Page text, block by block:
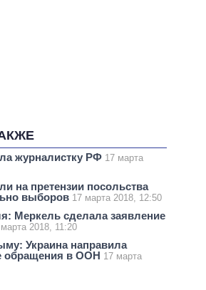
журналистку РФ 17 марта
на претензии посольства
выборов 17 марта 2018, 12:50
Меркель сделала заявление
2018, 11:20
Украина направила
обращения в ООН 17 марта